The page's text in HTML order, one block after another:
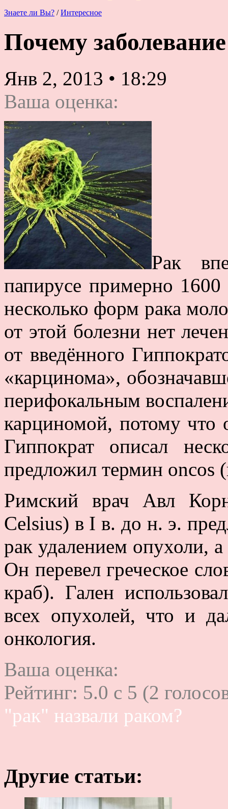
Знаете ли Вы? / Интересное
Почему
Янв 2, 2013 • 18:29
Ваша оценка:
Рак
папирусе примерно
несколько форм рака
от этой болезни нет
от введённого
«карцинома»,
перифокальным
карциномой, потому что
Гиппократ описал
предложил термин oncos
Римский врач Авл
Celsius) в I в. до н. э.
рак удалением опухоли,
Он перевел греческое
краб). Гален
всех опухолей, что и
онкология.
Ваша оценка:
Рейтинг: 5.0 c 5 (2
"рак" назвали раком?
Другие статьи: